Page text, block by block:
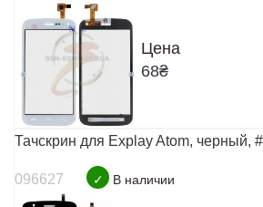
Цена
68₴
Тачскрин для Explay Atom, черный,
096627 ✓ В наличии